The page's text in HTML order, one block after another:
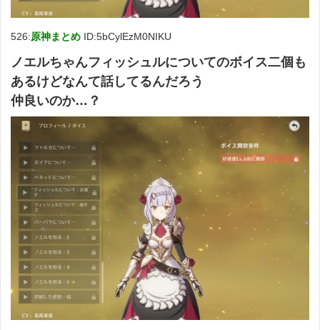
526:原神まとめ ID:5bCylEzM0NIKU
ノエルちゃんフィッシュルについてのボイス二個も
あるけどなんて話してるんだろう
仲良いのか…？